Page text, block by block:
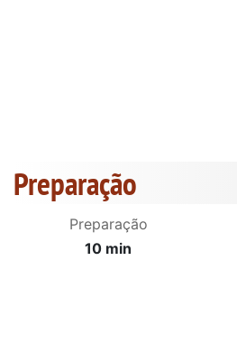
Preparação
Preparação
10 min